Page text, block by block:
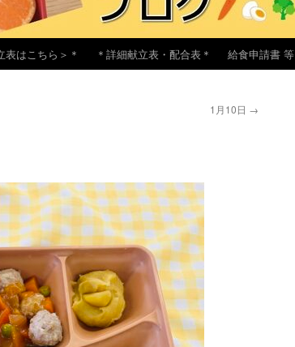
表はこちら＞＊ ＊詳細献立表・配合表＊ 給食申請書 等
1月10日 →